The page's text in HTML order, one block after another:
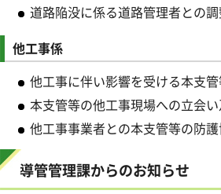
道路陥没に係る道路管理者との
他工事係
他工事に伴い影響を受ける本支
本支管等の他工事現場への立会
他工事事業者との本支管等の防
導管管理課からのお知らせ